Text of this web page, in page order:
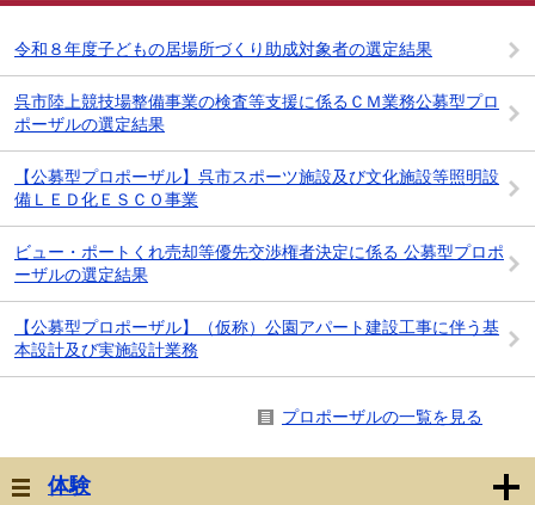
令和８年度子どもの居場所づくり助成対象者の選定結果
呉市陸上競技場整備事業の検査等支援に係るＣＭ業務公募型プロ
ポーザルの選定結果
【公募型プロポーザル】呉市スポーツ施設及び文化施設等照明設
備ＬＥＤ化ＥＳＣＯ事業
ビュー・ポートくれ売却等優先交渉権者決定に係る 公募型プロポ
ーザルの選定結果
【公募型プロポーザル】（仮称）公園アパート建設工事に伴う基
本設計及び実施設計業務
プロポーザルの一覧を見る
体験